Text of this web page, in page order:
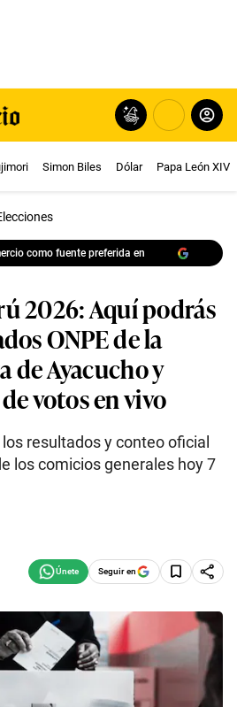
Simon Biles Dólar Papa León XIV
como fuente preferida en
2026: Aquí podrás
ONPE de la
de Ayacucho y
votos en vivo
resultados y conteo oficial
los comicios generales hoy 7
Seguir en